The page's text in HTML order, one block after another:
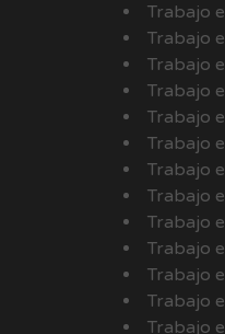
Trabajo
Trabajo
Trabajo
Trabajo
Trabajo
Trabajo
Trabajo
Trabajo
Trabajo
Trabajo
Trabajo
Trabajo
Trabajo